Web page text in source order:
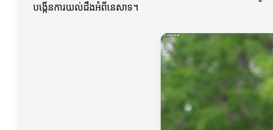
បង្កើនការយល់ដឹងអំពីនេសាទ។